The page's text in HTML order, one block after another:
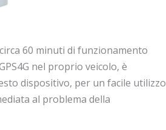
60 minuti di funzionamento
nel proprio veicolo, è
dispositivo, per un facile utilizzo
al problema della